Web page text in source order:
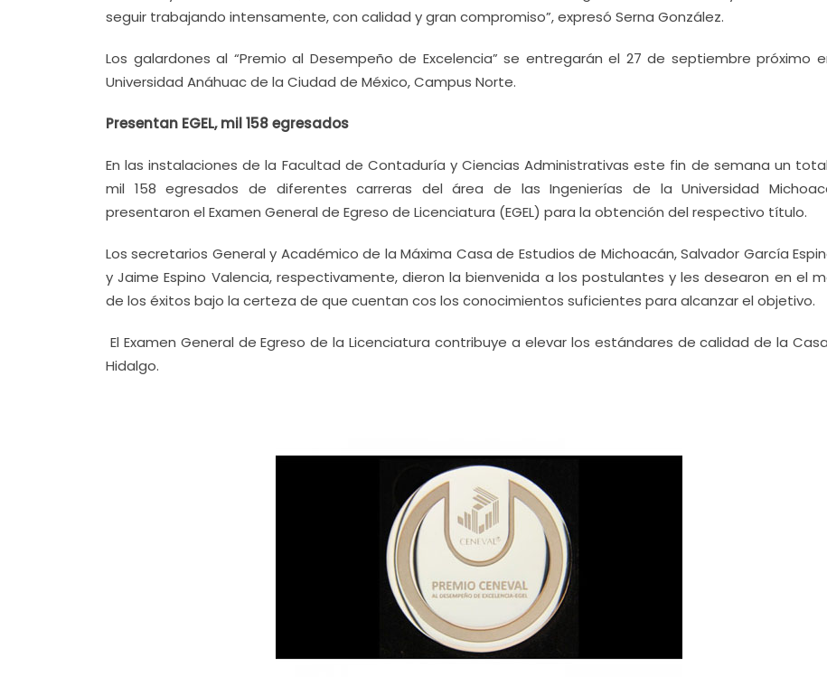
seguir trabajando intensamente, con calidad y gran compromiso”, expresó Serna González.
Los galardones al “Premio al Desempeño de Excelencia” se entregarán el 27 de septiembre próximo
Universidad Anáhuac de la Ciudad de México, Campus Norte.
Presentan EGEL, mil 158 egresados
En las instalaciones de la Facultad de Contaduría y Ciencias Administrativas este fin de semana un
mil 158 egresados de diferentes carreras del área de las Ingenierías de la Universidad
presentaron el Examen General de Egreso de Licenciatura (EGEL) para la obtención del respectivo título.
Los secretarios General y Académico de la Máxima Casa de Estudios de Michoacán, Salvador García
y Jaime Espino Valencia, respectivamente, dieron la bienvenida a los postulantes y les desearon en el
de los éxitos bajo la certeza de que cuentan cos los conocimientos suficientes para alcanzar el objetivo.
El Examen General de Egreso de la Licenciatura contribuye a elevar los estándares de calidad de la
Hidalgo.